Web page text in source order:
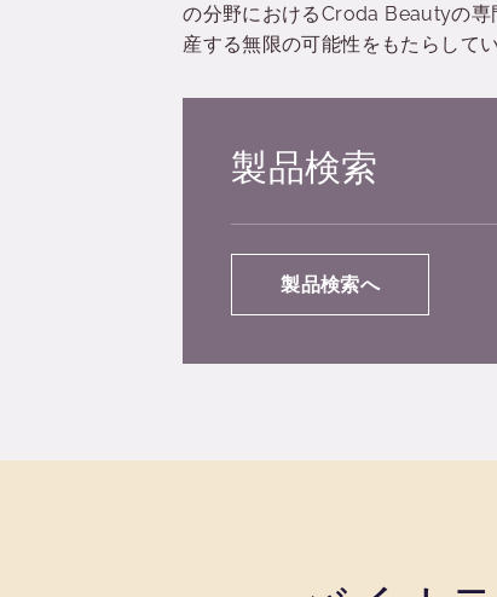
の分野におけるCroda Beautyの専
産する無限の可能性をもたらして
製品検索
製品検索へ